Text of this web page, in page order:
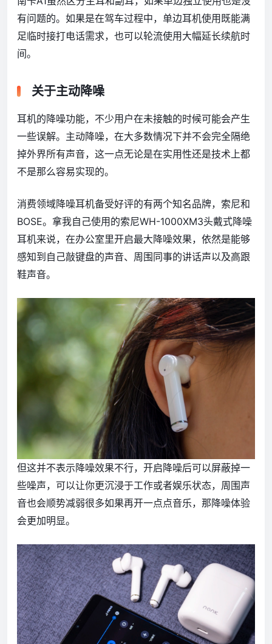
有问题的。如果是在驾车过程中，单边耳机使用既能满
足临时接打电话需求，也可以轮流使用大幅延长续航时
间。
关于主动降噪
耳机的降噪功能，不少用户在未接触的时候可能会产生
一些误解。主动降噪，在大多数情况下并不会完全隔绝
掉外界所有声音，这一点无论是在实用性还是技术上都
不是那么容易实现的。
消费领域降噪耳机备受好评的有两个知名品牌，索尼和
BOSE。拿我自己使用的索尼WH-1000XM3头戴式降噪
耳机来说，在办公室里开启最大降噪效果，依然是能够
感知到自己敲键盘的声音、周围同事的讲话声以及高跟
鞋声音。
但这并不表示降噪效果不行，开启降噪后可以屏蔽掉一
些噪声，可以让你更沉浸于工作或者娱乐状态，周围声
音也会顺势减弱很多如果再开一点点音乐，那降噪体验
会更加明显。